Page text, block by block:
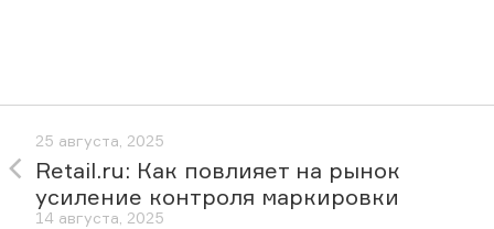
25 августа, 2025
Retail.ru: Как повлияет на рынок
усиление контроля маркировки
14 августа, 2025